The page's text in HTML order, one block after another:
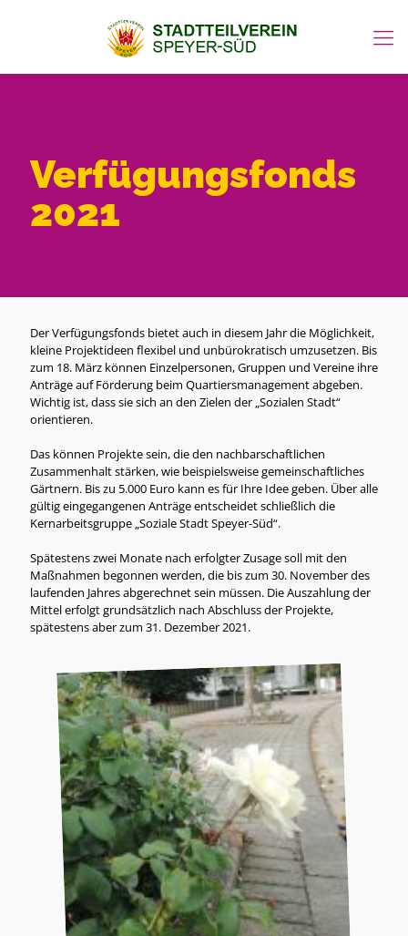
Verfügungsfonds
2021
Der Verfügungsfonds bietet auch in diesem Jahr die Möglichkeit,
kleine Projektideen flexibel und unbürokratisch umzusetzen. Bis
zum 18. März können Einzelpersonen, Gruppen und Vereine ihre
Anträge auf Förderung beim Quartiersmanagement abgeben.
Wichtig ist, dass sie sich an den Zielen der „Sozialen Stadt“
orientieren.
Das können Projekte sein, die den nachbarschaftlichen
Zusammenhalt stärken, wie beispielsweise gemeinschaftliches
Gärtnern. Bis zu 5.000 Euro kann es für Ihre Idee geben. Über alle
gültig eingegangenen Anträge entscheidet schließlich die
Kernarbeitsgruppe „Soziale Stadt Speyer-Süd“.
Spätestens zwei Monate nach erfolgter Zusage soll mit den
Maßnahmen begonnen werden, die bis zum 30. November des
laufenden Jahres abgerechnet sein müssen. Die Auszahlung der
Mittel erfolgt grundsätzlich nach Abschluss der Projekte,
spätestens aber zum 31. Dezember 2021.